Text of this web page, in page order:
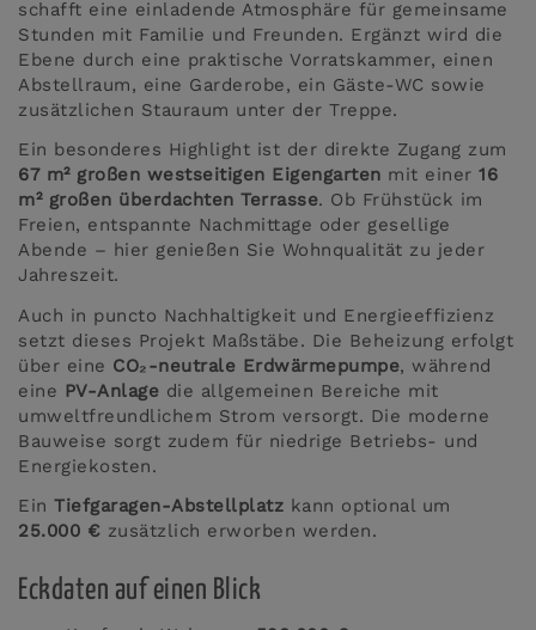
schafft eine einladende Atmosphäre für gemeinsame
Stunden mit Familie und Freunden. Ergänzt wird die
Ebene durch eine praktische Vorratskammer, einen
Abstellraum, eine Garderobe, ein Gäste-WC sowie
zusätzlichen Stauraum unter der Treppe.
Ein besonderes Highlight ist der direkte Zugang zum
67 m² großen westseitigen Eigengarten mit einer 16
m² großen überdachten Terrasse. Ob Frühstück im
Freien, entspannte Nachmittage oder gesellige
Abende – hier genießen Sie Wohnqualität zu jeder
Jahreszeit.
Auch in puncto Nachhaltigkeit und Energieeffizienz
setzt dieses Projekt Maßstäbe. Die Beheizung erfolgt
über eine CO₂-neutrale Erdwärmepumpe, während
eine PV-Anlage die allgemeinen Bereiche mit
umweltfreundlichem Strom versorgt. Die moderne
Bauweise sorgt zudem für niedrige Betriebs- und
Energiekosten.
Ein Tiefgaragen-Abstellplatz kann optional um
25.000 € zusätzlich erworben werden.
Eckdaten auf einen Blick